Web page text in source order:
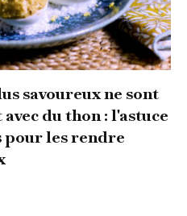
savoureux ne sont
du thon : l'astuce
pour les rendre